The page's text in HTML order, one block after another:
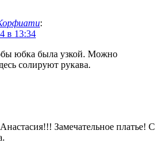
:
в 13:34
юбка была узкой. Можно
солируют рукава.
Замечательное платье! С